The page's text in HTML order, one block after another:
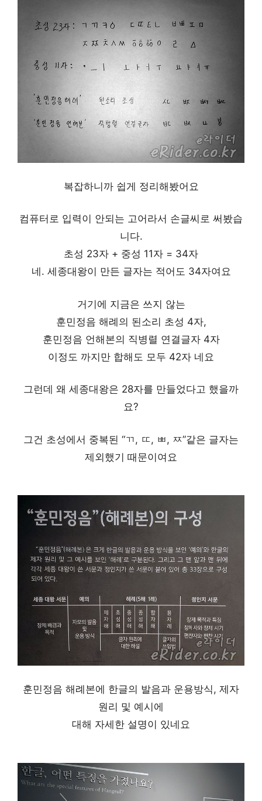
복잡하니까 쉽게 정리해봤어요
컴퓨터로 입력이 안되는 고어라서 손글씨로 써봤습
니다.
초성 23자 + 중성 11자 = 34자
네. 세종대왕이 만든 글자는 적어도 34자여요
거기에 지금은 쓰지 않는
훈민정음 해례의 된소리 초성 4자,
훈민정음 언해본의 직병렬 연결글자 4자
이정도 까지만 합해도 모두 42자 네요
그런데 왜 세종대왕은 28자를 만들었다고 했을까
요?
그건 초성에서 중복된 “ㄲ, ㄸ, ㅃ, ㅉ”같은 글자는
제외했기 때문이여요
훈민정음 해례본에 한글의 발음과 운용방식, 제자
원리 및 예시에
대해 자세한 설명이 있네요